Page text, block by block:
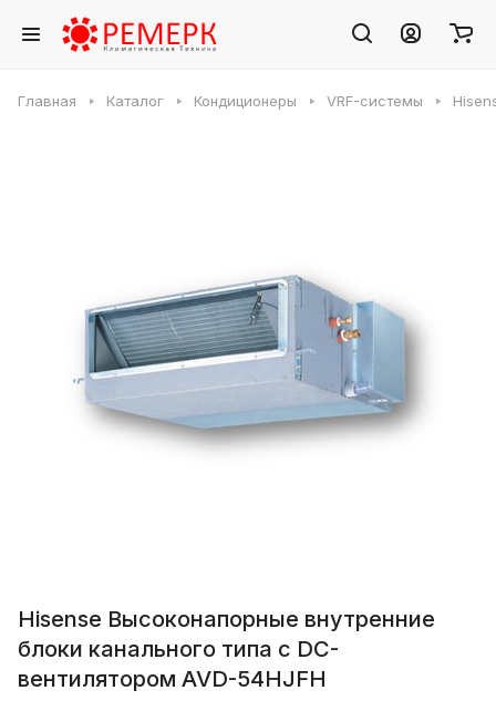
Главная Каталог Кондиционеры VRF-системы
Hisense Высоконапорные внутренние
блоки канального типа c DC-
вентилятором AVD-54HJFH